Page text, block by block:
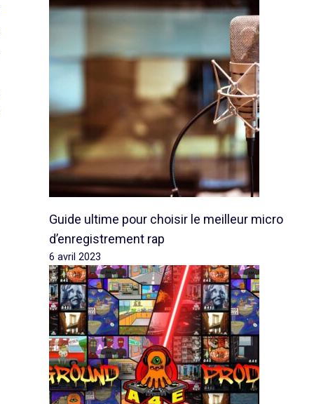
Guide ultime pour choisir le meilleur micro
d’enregistrement rap
6 avril 2023